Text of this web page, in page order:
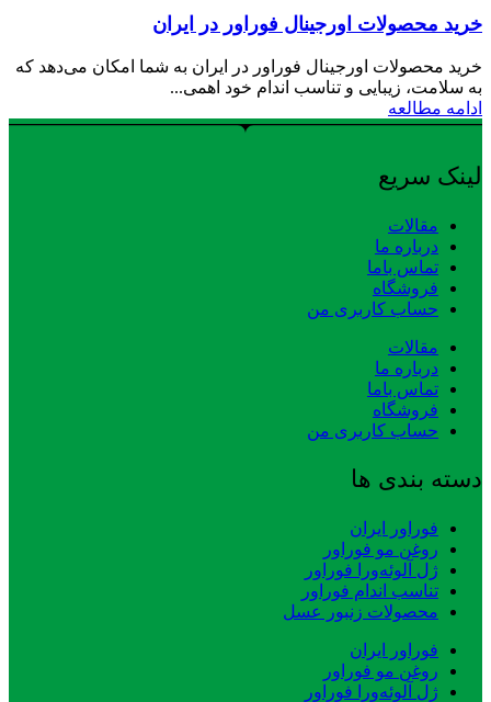
خرید محصولات اورجینال فوراور در ایران
خرید محصولات اورجینال فوراور در ایران به شما امکان می‌دهد که
به سلامت، زیبایی و تناسب اندام خود اهمی...
ادامه مطالعه
لینک سریع
مقالات
درباره ما
تماس باما
فروشگاه
حساب کاربری من
مقالات
درباره ما
تماس باما
فروشگاه
حساب کاربری من
دسته بندی ها
فوراور ایران
روغن مو فوراور
ژل آلوئه‌ورا فوراور
تناسب اندام فوراور
محصولات زنبور عسل
فوراور ایران
روغن مو فوراور
ژل آلوئه‌ورا فوراور